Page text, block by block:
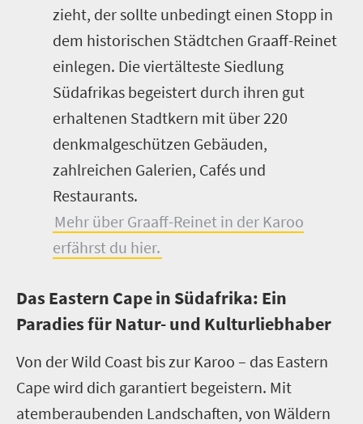
zieht, der sollte unbedingt einen Stopp in
dem historischen Städtchen Graaff-Reinet
einlegen. Die viertälteste Siedlung
Südafrikas begeistert durch ihren gut
erhaltenen Stadtkern mit über 220
denkmalgeschützen Gebäuden,
zahlreichen Galerien, Cafés und
Restaurants.
Mehr über Graaff-Reinet in der Karoo
erfährst du hier.
Das Eastern Cape in Südafrika: Ein
Paradies für Natur- und Kulturliebhaber
Von der Wild Coast bis zur Karoo – das Eastern
Cape wird dich garantiert begeistern. Mit
atemberaubenden Landschaften, von Wäldern